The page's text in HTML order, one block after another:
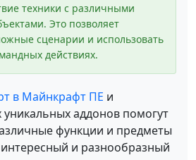
техники с различными
Это позволяет
сценарии и использовать
действиях.
в Майнкрафт ПЕ и
уникальных аддонов помогут
функции и предметы
и разнообразный